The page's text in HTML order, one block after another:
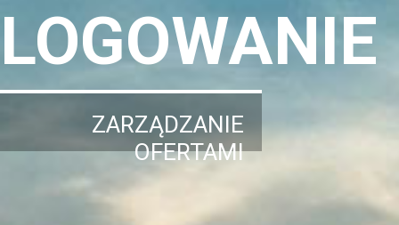
LOGOWANIE
ZARZĄDZANIE
OFERTAMI